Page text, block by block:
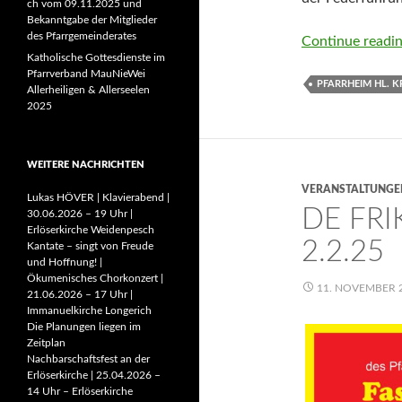
Continue
PFARRHEIM HL.
DE
2.2.25
11. NOVEMBER
ch vom 09.11.2025 und
Bekanntgabe der Mitglieder
des Pfarrgemeinderates
Katholische Gottesdienste im
Pfarrverband MauNieWei
Allerheiligen & Allerseelen
2025
WEITERE NACHRICHTEN
Lukas HÖVER | Klavierabend |
30.06.2026 – 19 Uhr |
Erlöserkirche Weidenpesch
Kantate – singt von Freude
und Hoffnung! |
Ökumenisches Chorkonzert |
21.06.2026 – 17 Uhr |
Immanuelkirche Longerich
Die Planungen liegen im
Zeitplan
Nachbarschaftsfest an der
Erlöserkirche | 25.04.2026 –
14 Uhr – Erlöserkirche